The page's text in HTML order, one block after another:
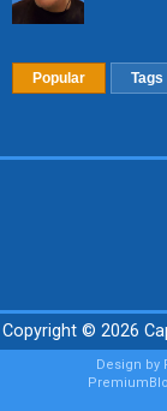
Popular Tags
Copyright © 2026
Design by